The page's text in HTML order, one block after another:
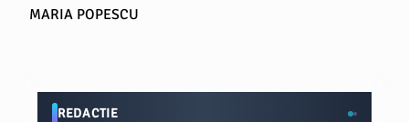
MARIA POPESCU
REDACTIE